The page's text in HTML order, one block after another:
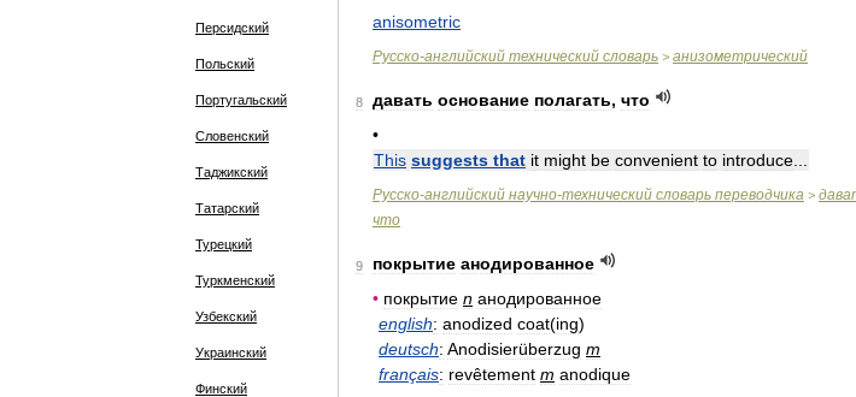
Персидский
Польский
Португальский
Словенский
Таджикский
Татарский
Турецкий
Туркменский
Узбекский
Украинский
Финский
anisometric
Русско-английский технический словарь > анизометрический
8 давать основание полагать, что
•
This suggests that it might be convenient to introduce
Русско-английский научно-технический словарь переводчика >
что
9 покрытие анодированное
• покрытие n анодированное
english: anodized coat(ing)
deutsch: Anodisierüberzug m
français: revêtement m anodique